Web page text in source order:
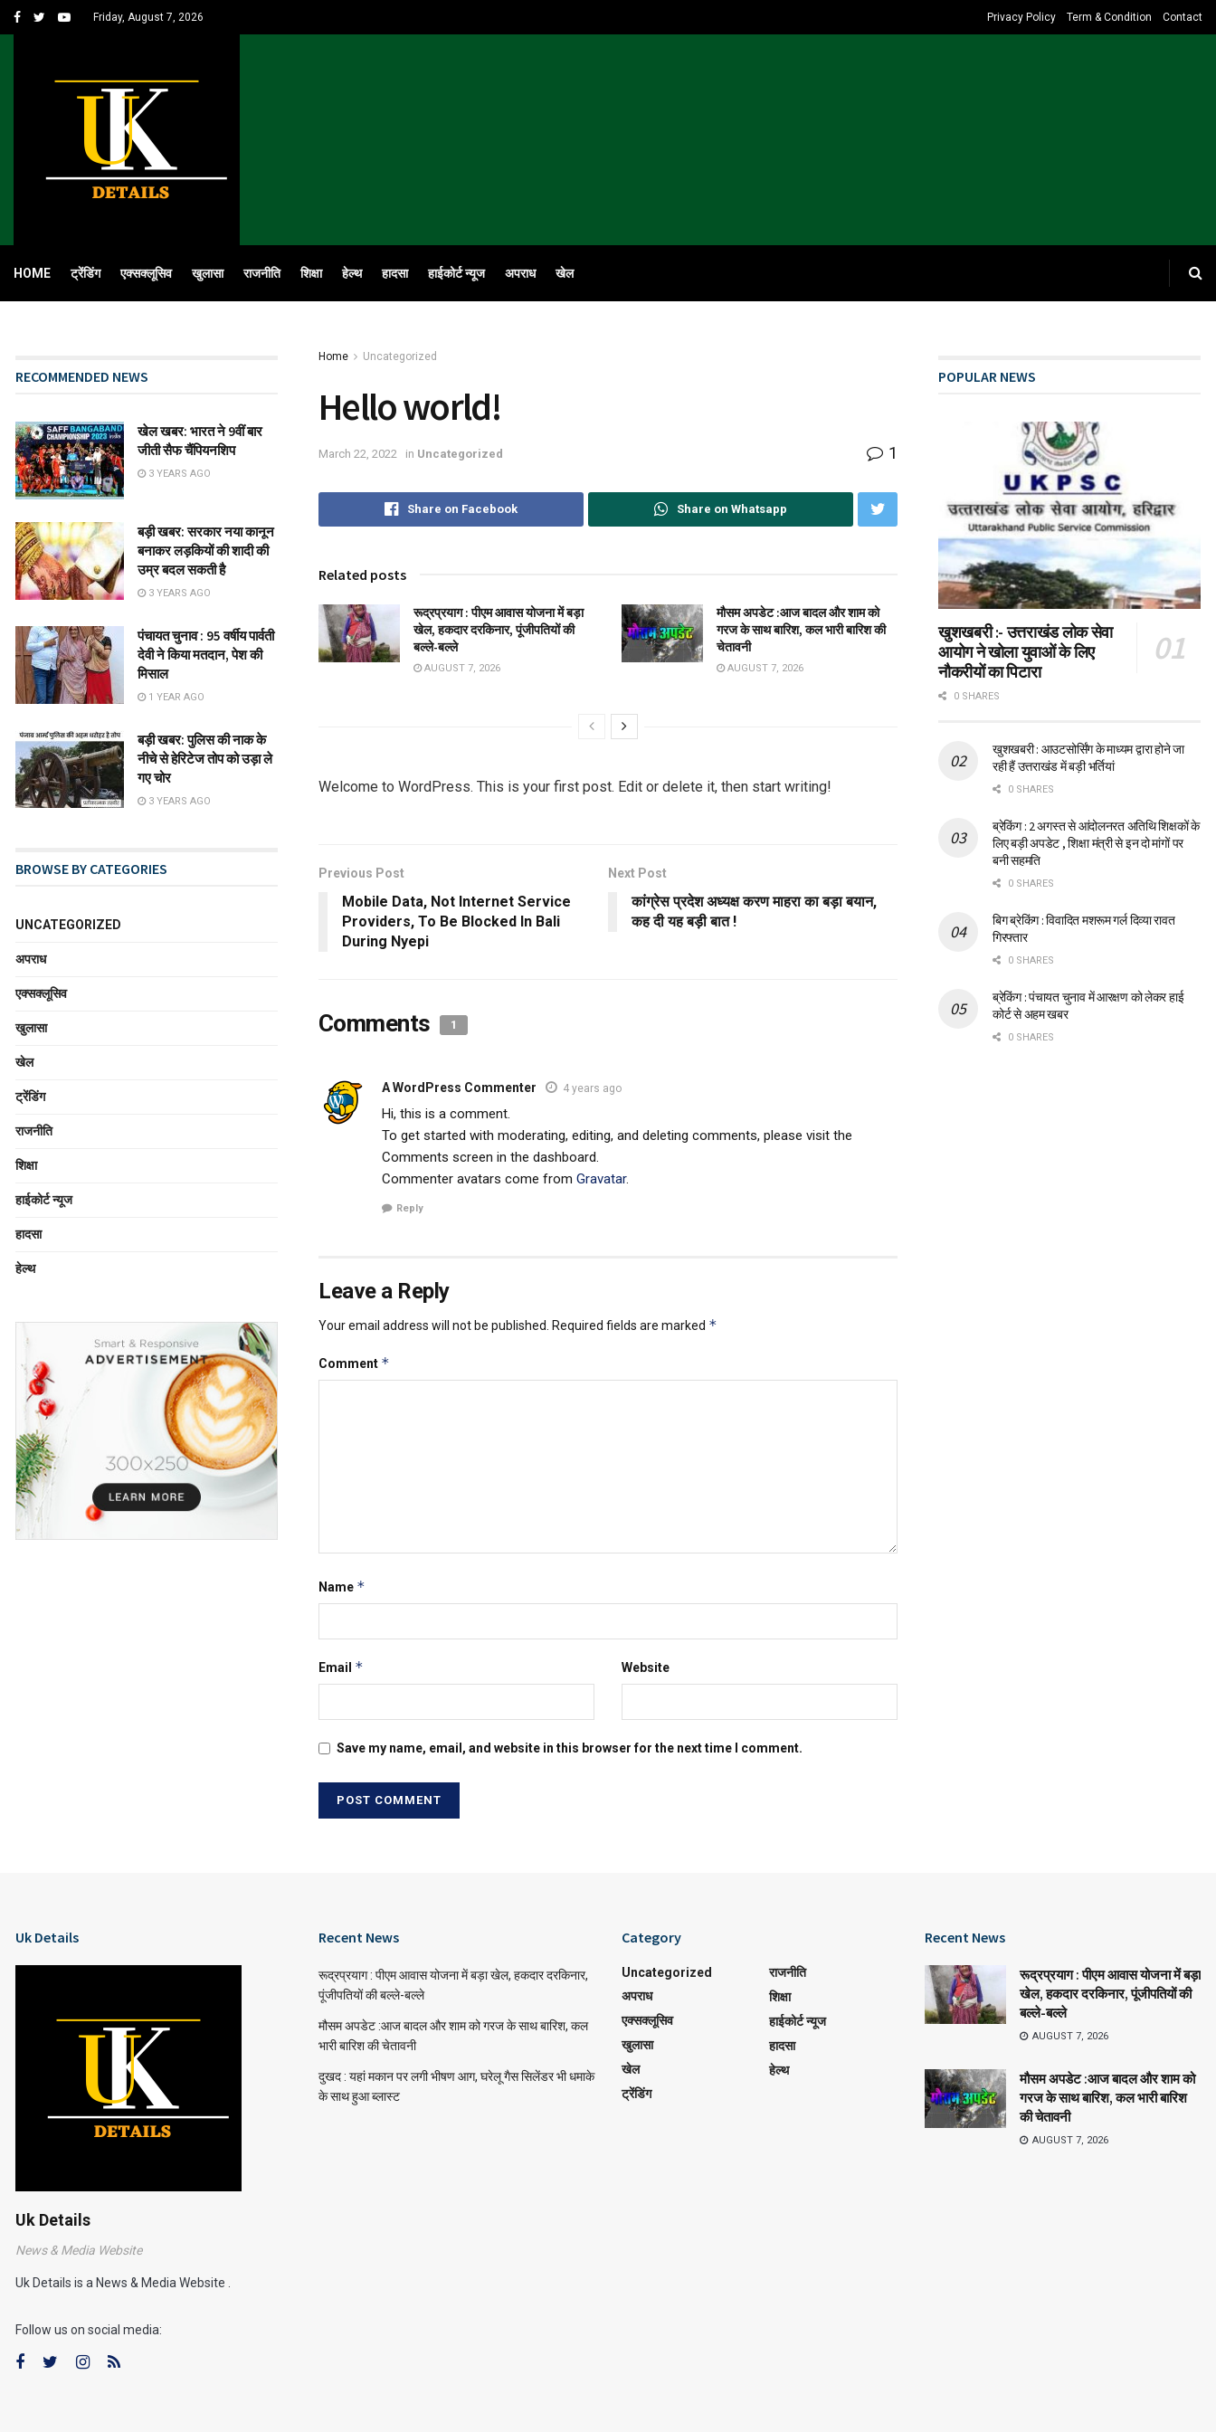
Friday, August 7, 2026 Privacy Policy Term & Condition Contact
HOME ट्रेंडिंग एक्सक्लूसिव खुलासा राजनीति शिक्षा हेल्थ हादसा हाईकोर्ट न्यूज अपराध खेल
Home Uncategorized
Hello world!
March 22, 2022 in Uncategorized 1
Share on Facebook Share on Whatsapp
Related posts
रूद्रप्रयाग : पीएम आवास योजना में बड़ा
खेल, हकदार दरकिनार, पूंजीपतियों की
बल्ले-बल्ले
AUGUST 7, 2026
मौसम अपडेट :आज बादल और शाम को
गरज के साथ बारिश, कल भारी बारिश की
चेतावनी
AUGUST 7, 2026
Welcome to WordPress. This is your first post. Edit or delete it, then start writing!
Previous Post
Mobile Data, Not Internet Service
Providers, To Be Blocked In Bali
During Nyepi
Next Post
कांग्रेस प्रदेश अध्यक्ष करण माहरा का बड़ा बयान,
कह दी यह बड़ी बात !
Comments 1
A WordPress Commenter 4 years ago
Hi, this is a comment.
To get started with moderating, editing, and deleting comments, please visit the
Comments screen in the dashboard.
Commenter avatars come from Gravatar.
Reply
Leave a Reply
Your email address will not be published. Required fields are marked *
Comment *
Name *
Email * Website
Save my name, email, and website in this browser for the next time I comment.
RECOMMENDED NEWS
खेल खबर: भारत ने 9वीं बार
जीती सैफ चैंपियनशिप
3 YEARS AGO
बड़ी खबर: सरकार नया कानून
बनाकर लड़कियों की शादी की
उम्र बदल सकती है
3 YEARS AGO
पंचायत चुनाव : 95 वर्षीय पार्वती
देवी ने किया मतदान, पेश की
मिसाल
1 YEAR AGO
बड़ी खबर: पुलिस की नाक के
नीचे से हेरिटेज तोप को उड़ा ले
गए चोर
3 YEARS AGO
BROWSE BY CATEGORIES
UNCATEGORIZED
अपराध
एक्सक्लूसिव
खुलासा
खेल
ट्रेंडिंग
राजनीति
शिक्षा
हाईकोर्ट न्यूज
हादसा
हेल्थ
POPULAR NEWS
खुशखबरी :- उत्तराखंड लोक सेवा
आयोग ने खोला युवाओं के लिए
नौकरीयों का पिटारा
0 SHARES
खुशखबरी : आउटसोर्सिंग के माध्यम द्वारा होने जा
रही हैं उत्तराखंड में बड़ी भर्तियां
0 SHARES
ब्रेकिंग : 2 अगस्त से आंदोलनरत अतिथि शिक्षकों के
लिए बड़ी अपडेट , शिक्षा मंत्री से इन दो मांगों पर
बनी सहमति
0 SHARES
बिग ब्रेकिंग : विवादित मशरूम गर्ल दिव्या रावत
गिरफ्तार
0 SHARES
ब्रेकिंग : पंचायत चुनाव में आरक्षण को लेकर हाई
कोर्ट से अहम खबर
0 SHARES
Uk Details
Uk Details
News & Media Website
Uk Details is a News & Media Website .
Follow us on social media:
Recent News
रूद्रप्रयाग : पीएम आवास योजना में बड़ा खेल, हकदार दरकिनार,
पूंजीपतियों की बल्ले-बल्ले
मौसम अपडेट :आज बादल और शाम को गरज के साथ बारिश, कल
भारी बारिश की चेतावनी
दुखद : यहां मकान पर लगी भीषण आग, घरेलू गैस सिलेंडर भी धमाके
के साथ हुआ ब्लास्ट
Category
Uncategorized
अपराध
एक्सक्लूसिव
खुलासा
खेल
ट्रेंडिंग
राजनीति
शिक्षा
हाईकोर्ट न्यूज
हादसा
हेल्थ
Recent News
रूद्रप्रयाग : पीएम आवास योजना में बड़ा
खेल, हकदार दरकिनार, पूंजीपतियों की
बल्ले-बल्ले
AUGUST 7, 2026
मौसम अपडेट :आज बादल और शाम को
गरज के साथ बारिश, कल भारी बारिश
की चेतावनी
AUGUST 7, 2026